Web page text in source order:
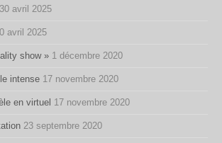
30 avril 2025
avril 2025
show » 1 décembre 2020
intense 17 novembre 2020
en virtuel 17 novembre 2020
23 septembre 2020